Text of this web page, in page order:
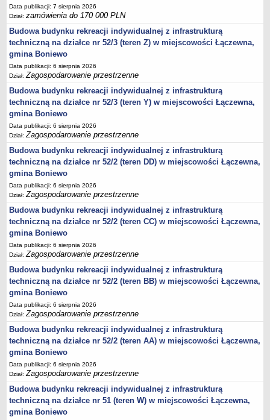
sprawozdania z wykonania budżetu
Plan postępowań na 2026 rok
Plan postępowań o udzielenie zamówień na rok 2025
Plan postępowań na rok 2024
Plan postępowań o udzielenie zamówień na rok 2023
Plan postępowań o udzielenie zamówień na rok 2022
Plan postępowań w 2021 roku
Plan postępowań o udzielenie zamówień w 2020 roku
Plan postępowań o udzielenie zamówień na 2019
Plan postępowań o udzielenie zamówień w 2018 roku
Plan postępowań o udzielenie zamówień w 2017 roku
Realizacja inwestycji
przetargi
Konkursy
elektronizacja zamówień publicznych
zamówienia do 170 000 PLN
PRAWO LOKALNE
Statut
Uchwały
Projekty uchwał
Zarządzenia
Protokoły
Opłaty i podatki
Zagospodarowanie przestrzenne
Obwieszczenia,Zawiadomienia, sprawozdania ochrony środowiska
Decyzje o środowiskowych uwarunkowaniach
Data publikacji: 7 sierpnia 2026
Dział:zamówienia do 170 000 PLN
Budowa budynku rekreacji indywidualnej z infrastrukturą
techniczną na działce nr 52/3 (teren Z) w miejscowości Łączewna,
gmina Boniewo
Data publikacji: 6 sierpnia 2026
Dział:Zagospodarowanie przestrzenne
Budowa budynku rekreacji indywidualnej z infrastrukturą
techniczną na działce nr 52/3 (teren Y) w miejscowości Łączewna,
gmina Boniewo
Data publikacji: 6 sierpnia 2026
Dział:Zagospodarowanie przestrzenne
Budowa budynku rekreacji indywidualnej z infrastrukturą
techniczną na działce nr 52/2 (teren DD) w miejscowości Łączewna,
gmina Boniewo
Data publikacji: 6 sierpnia 2026
Dział:Zagospodarowanie przestrzenne
Budowa budynku rekreacji indywidualnej z infrastrukturą
techniczną na działce nr 52/2 (teren CC) w miejscowości Łączewna,
gmina Boniewo
Data publikacji: 6 sierpnia 2026
Dział:Zagospodarowanie przestrzenne
Budowa budynku rekreacji indywidualnej z infrastrukturą
techniczną na działce nr 52/2 (teren BB) w miejscowości Łączewna,
gmina Boniewo
Data publikacji: 6 sierpnia 2026
Dział:Zagospodarowanie przestrzenne
Budowa budynku rekreacji indywidualnej z infrastrukturą
techniczną na działce nr 52/2 (teren AA) w miejscowości Łączewna,
gmina Boniewo
Data publikacji: 6 sierpnia 2026
Dział:Zagospodarowanie przestrzenne
Budowa budynku rekreacji indywidualnej z infrastrukturą
techniczną na działce nr 51 (teren W) w miejscowości Łączewna,
gmina Boniewo